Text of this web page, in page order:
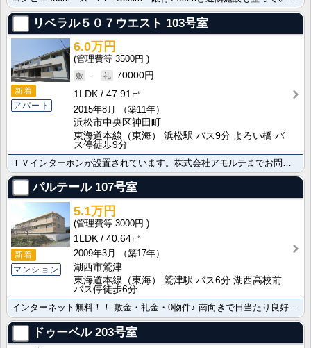
リベラル５０７ウエスト 103号室
新着
アパート
6.0万円
3500円
-
70000円
1LDK
47.91㎡
2015年8月
（築11年）
浜松市中央区神田町
東海道本線（東海） 浜松駅 バス9分 よろい橋 バ
ス停徒歩9分
ＴＶインターホンが設置されています。株式会社アモルテまでお問合せ下さいませ 便利なカウンターキッチン･･･
パルテール107号室
新着
マンション
5.1万円
3000円
1LDK
40.64㎡
2009年3月
（築17年）
湖西市鷲津
東海道本線（東海） 鷲津駅 バス6分 湖西高校前
バス停徒歩6分
インターネット無料！！ 敷金・礼金・0物件♪ 南向きで日当たり良好！レイクサイドで眺望良好★浴室乾燥･･･
ドゥーベル203号室